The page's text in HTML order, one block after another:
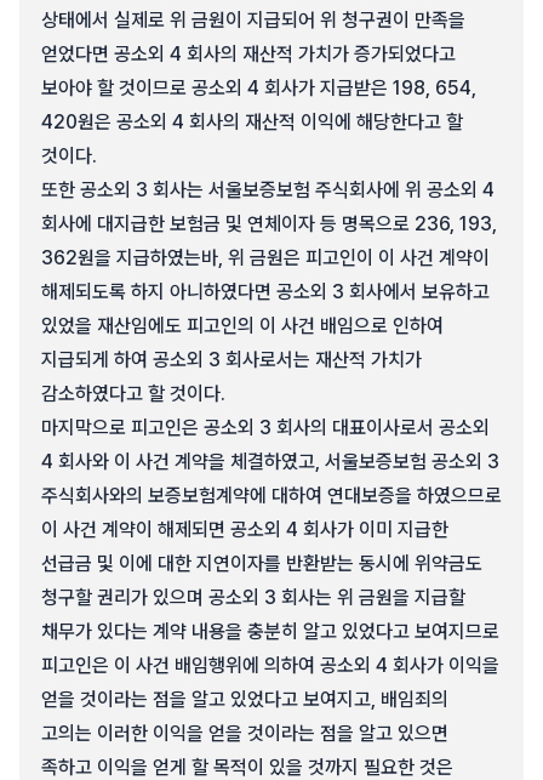
상태에서 실제로 위 금원이 지급되어 위 청구권이 만족을
얻었다면 공소외 4 회사의 재산적 가치가 증가되었다고
보아야 할 것이므로 공소외 4 회사가 지급받은 198, 654,
420원은 공소외 4 회사의 재산적 이익에 해당한다고 할
것이다.
또한 공소외 3 회사는 서울보증보험 주식회사에 위 공소외 4
회사에 대지급한 보험금 및 연체이자 등 명목으로 236, 193,
362원을 지급하였는바, 위 금원은 피고인이 이 사건 계약이
해제되도록 하지 아니하였다면 공소외 3 회사에서 보유하고
있었을 재산임에도 피고인의 이 사건 배임으로 인하여
지급되게 하여 공소외 3 회사로서는 재산적 가치가
감소하였다고 할 것이다.
마지막으로 피고인은 공소외 3 회사의 대표이사로서 공소외
4 회사와 이 사건 계약을 체결하였고, 서울보증보험 공소외 3
주식회사와의 보증보험계약에 대하여 연대보증을 하였으므로
이 사건 계약이 해제되면 공소외 4 회사가 이미 지급한
선급금 및 이에 대한 지연이자를 반환받는 동시에 위약금도
청구할 권리가 있으며 공소외 3 회사는 위 금원을 지급할
채무가 있다는 계약 내용을 충분히 알고 있었다고 보여지므로
피고인은 이 사건 배임행위에 의하여 공소외 4 회사가 이익을
얻을 것이라는 점을 알고 있었다고 보여지고, 배임죄의
고의는 이러한 이익을 얻을 것이라는 점을 알고 있으면
족하고 이익을 얻게 할 목적이 있을 것까지 필요한 것은